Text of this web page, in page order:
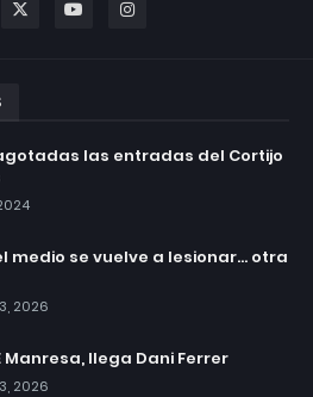
las entradas del Cortijo
medio se vuelve a lesionar... otra
2026
Manresa, llega Dani Ferrer
2026